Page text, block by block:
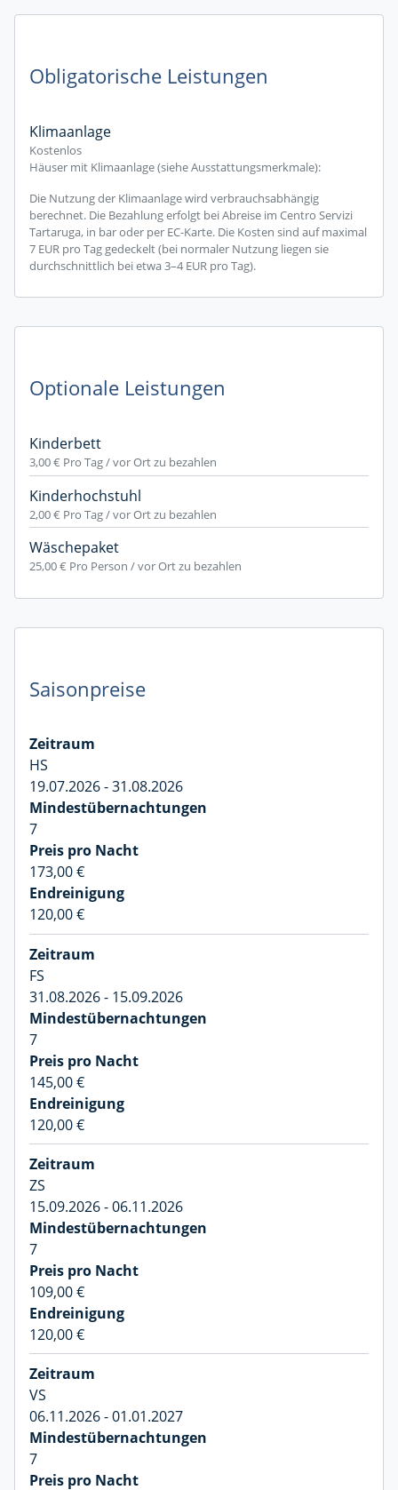
Obligatorische Leistungen
Klimaanlage
Kostenlos
Häuser mit Klimaanlage (siehe Ausstattungsmerkmale):
Die Nutzung der Klimaanlage wird verbrauchsabhängig
berechnet. Die Bezahlung erfolgt bei Abreise im Centro Servizi
Tartaruga, in bar oder per EC-Karte. Die Kosten sind auf maximal
7 EUR pro Tag gedeckelt (bei normaler Nutzung liegen sie
durchschnittlich bei etwa 3–4 EUR pro Tag).
Optionale Leistungen
Kinderbett
3,00 € Pro Tag / vor Ort zu bezahlen
Kinderhochstuhl
2,00 € Pro Tag / vor Ort zu bezahlen
Wäschepaket
25,00 € Pro Person / vor Ort zu bezahlen
Saisonpreise
HS
19.07.2026 - 31.08.2026
7
173,00 €
120,00 €
FS
31.08.2026 - 15.09.2026
7
145,00 €
120,00 €
ZS
15.09.2026 - 06.11.2026
7
109,00 €
120,00 €
VS
06.11.2026 - 01.01.2027
7